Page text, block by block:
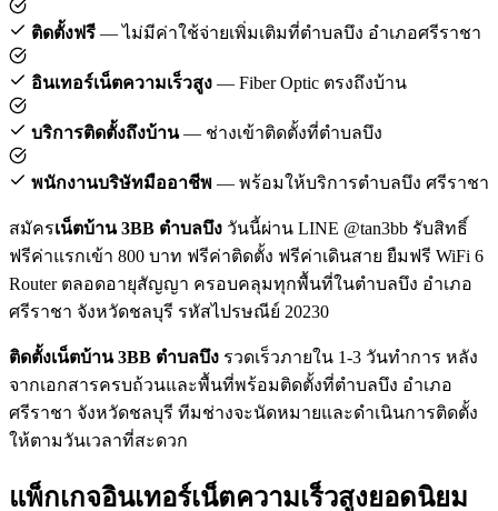
ติดตั้งฟรี — ไม่มีค่าใช้จ่ายเพิ่มเติมที่ตำบลบึง อำเภอศรีราชา
อินเทอร์เน็ตความเร็วสูง — Fiber Optic ตรงถึงบ้าน
บริการติดตั้งถึงบ้าน— ช่างเข้าติดตั้งที่ตำบลบึง
พนักงานบริษัทมืออาชีพ — พร้อมให้บริการตำบลบึง ศรีราชา
สมัครเน็ตบ้าน 3BB ตำบลบึง วันนี้ผ่าน LINE @tan3bb รับสิทธิ์
ฟรีค่าแรกเข้า 800 บาท ฟรีค่าติดตั้ง ฟรีค่าเดินสาย ยืมฟรี WiFi 6
Router ตลอดอายุสัญญา ครอบคลุมทุกพื้นที่ในตำบลบึง อำเภอ
ศรีราชา จังหวัดชลบุรี รหัสไปรษณีย์ 20230
ติดตั้งเน็ตบ้าน 3BB ตำบลบึง รวดเร็วภายใน 1-3 วันทำการ หลัง
จากเอกสารครบถ้วนและพื้นที่พร้อมติดตั้งที่ตำบลบึง อำเภอ
ศรีราชา จังหวัดชลบุรี ทีมช่างจะนัดหมายและดำเนินการติดตั้ง
ให้ตามวันเวลาที่สะดวก
แพ็กเกจอินเทอร์เน็ตความเร็วสูงยอดนิยม